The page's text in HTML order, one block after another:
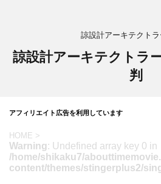
諒設計アーキテクト
諒設計アーキテクトラ
判
アフィリエイト広告を利用しています
HOME >
Warning: Undefined array key 0 in
/home/shikaku7/
content/themes/stingerplus2/